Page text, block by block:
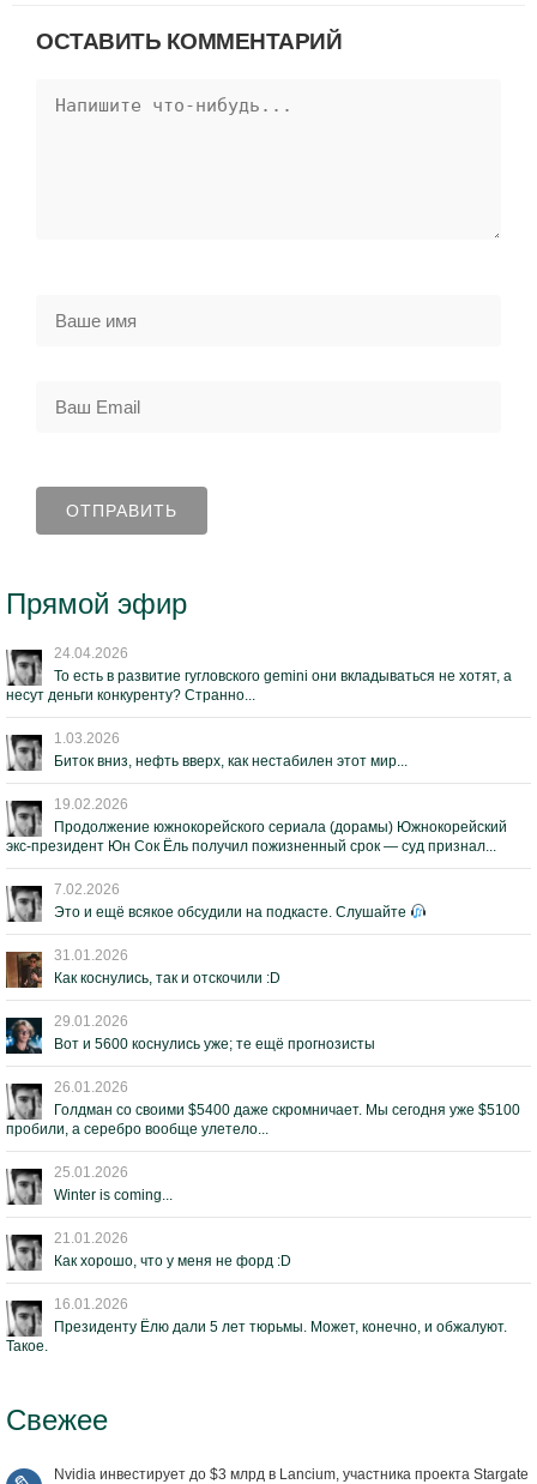
ОСТАВИТЬ КОММЕНТАРИЙ
Прямой эфир
24.04.2026
То есть в развитие гугловского gemini они вкладываться не хотят, а
несут деньги конкуренту? Странно...
1.03.2026
Биток вниз, нефть вверх, как нестабилен этот мир...
19.02.2026
Продолжение южнокорейского сериала (дорамы) Южнокорейский
экс-президент Юн Сок Ёль получил пожизненный срок — суд признал...
7.02.2026
Это и ещё всякое обсудили на подкасте. Слушайте
31.01.2026
Как коснулись, так и отскочили :D
29.01.2026
Вот и 5600 коснулись уже; те ещё прогнозисты
26.01.2026
Голдман со своими $5400 даже скромничает. Мы сегодня уже $5100
пробили, а серебро вообще улетело...
25.01.2026
Winter is coming...
21.01.2026
Как хорошо, что у меня не форд :D
16.01.2026
Президенту Ёлю дали 5 лет тюрьмы. Может, конечно, и обжалуют.
Такое.
Свежее
Nvidia инвестирует до $3 млрд в Lancium, участника проекта Stargate